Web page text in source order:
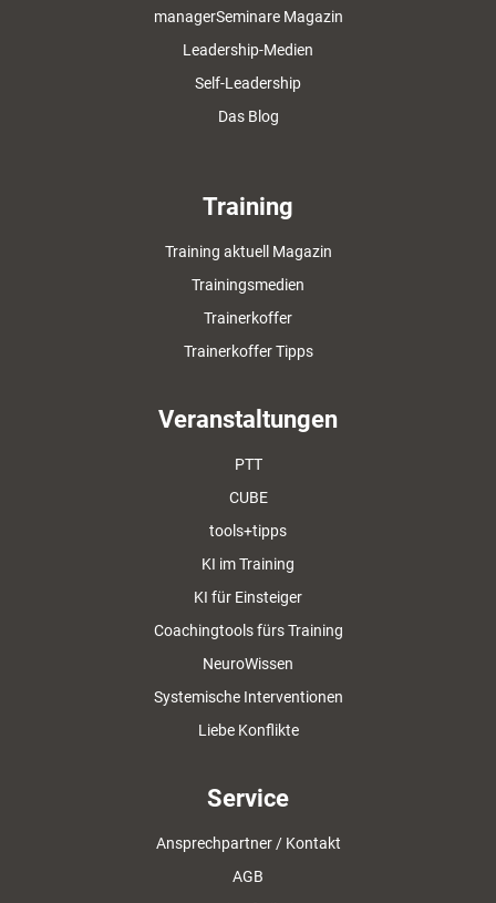
managerSeminare Magazin
Leadership-Medien
Self-Leadership
Das Blog
Training
Training aktuell Magazin
Trainingsmedien
Trainerkoffer
Trainerkoffer Tipps
Veranstaltungen
PTT
CUBE
tools+tipps
KI im Training
KI für Einsteiger
Coachingtools fürs Training
NeuroWissen
Systemische Interventionen
Liebe Konflikte
Service
Ansprechpartner / Kontakt
AGB